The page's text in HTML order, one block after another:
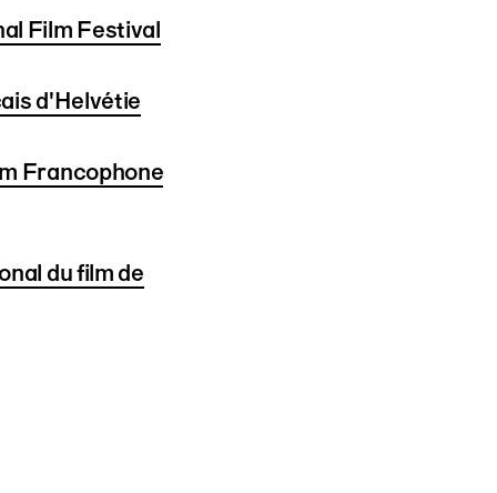
Film Festival
d'Helvétie
Francophone
du film de